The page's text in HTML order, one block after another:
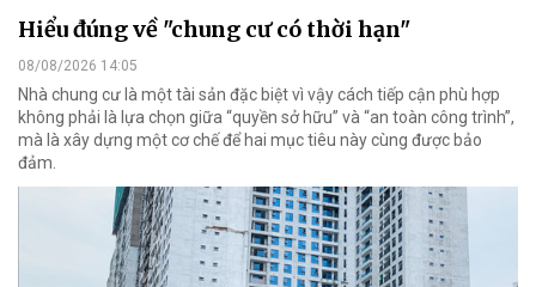
Hiểu đúng về "chung cư có thời hạn"
08/08/2026 14:05
Nhà chung cư là một tài sản đặc biệt vì vậy cách tiếp cận phù hợp
không phải là lựa chọn giữa “quyền sở hữu” và “an toàn công trình”,
mà là xây dựng một cơ chế để hai mục tiêu này cùng được bảo
đảm.